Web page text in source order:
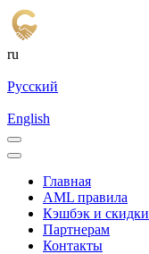
ru
Русский
English
Главная
AML правила
Кэшбэк и cкидки
Партнерам
Контакты